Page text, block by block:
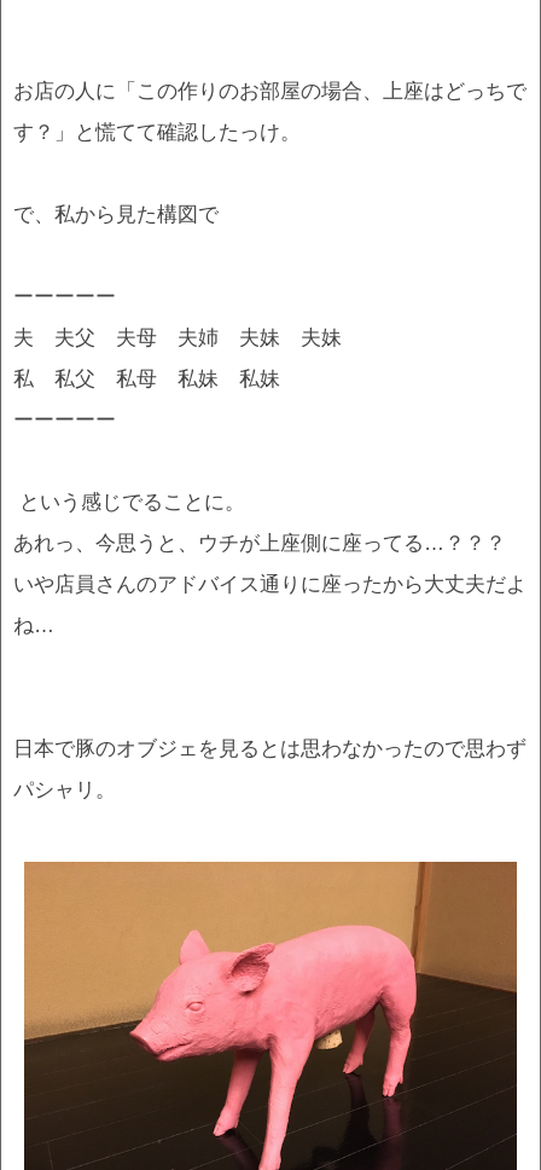
お店の人に「この作りのお部屋の場合、上座はどっちで
す？」と慌てて確認したっけ。
で、私から見た構図で
ーーーーー
夫 夫父 夫母 夫姉 夫妹 夫妹
私 私父 私母 私妹 私妹
ーーーーー
という感じでることに。
あれっ、今思うと、ウチが上座側に座ってる…？？？
いや店員さんのアドバイス通りに座ったから大丈夫だよ
ね…
日本で豚のオブジェを見るとは思わなかったので思わず
パシャリ。